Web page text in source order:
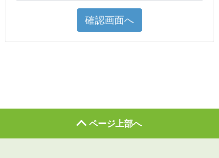
確認画面へ
ページ上部へ